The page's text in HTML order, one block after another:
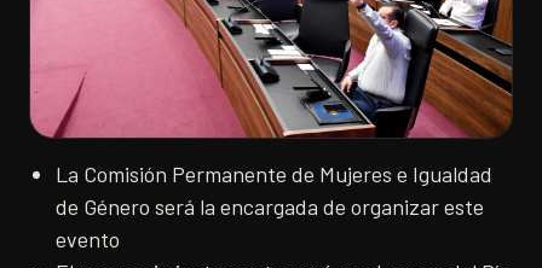
La Comisión Permanente de Mujeres e Igualdad
de Género será la encargada de organizar este
evento